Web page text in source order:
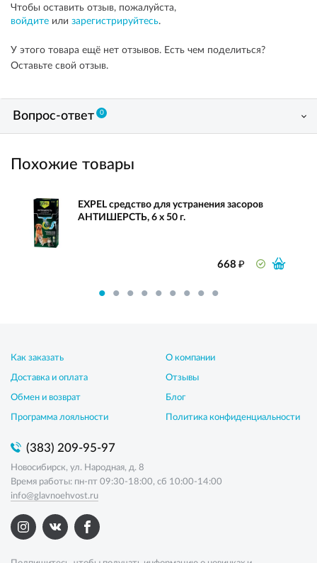
Чтобы оставить отзыв, пожалуйста,
войдите или зарегистрируйтесь.
У этого товара ещё нет отзывов. Есть чем поделиться?
Оставьте свой отзыв.
Вопрос-ответ 0
Похожие товары
EXPEL средство для устранения засоров
АНТИШЕРСТЬ, 6 х 50 г.
668₽
Как заказать
Доставка и оплата
Обмен и возврат
Программа лояльности
О компании
Отзывы
Блог
Политика конфиденциальности
(383) 209-95-97
Новосибирск, ул. Народная, д. 8
Время работы: пн-пт 09:30-18:00, сб 10:00-14:00
info@glavnoehvost.ru